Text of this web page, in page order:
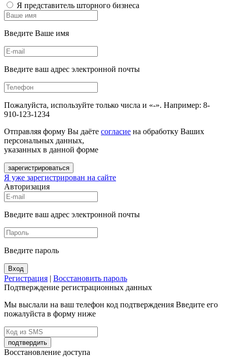
Я представитель шторного бизнеса
Введите Ваше имя
Введите ваш адрес электронной почты
Пожалуйста, используйте только числа и «-». Например: 8-
910-123-1234
Отправляя форму Вы даёте согласие на обработку Ваших
персональных данных,
указанных в данной форме
зарегистрироваться
Я уже зарегистрирован на сайте
Авторизация
Введите ваш адрес электронной почты
Введите пароль
Вход
Регистрация | Восстановить пароль
Подтверждение регистрационных данных
Мы выслали на ваш телефон код подтверждения Введите его
пожалуйста в форму ниже
подтвердить
Восстановление доступа